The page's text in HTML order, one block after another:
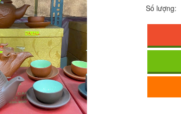
Số lượng: